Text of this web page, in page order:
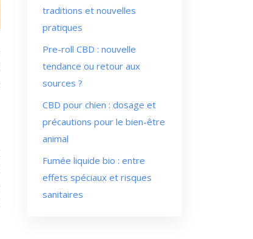
traditions et nouvelles
pratiques
Pre-roll CBD : nouvelle
tendance ou retour aux
sources ?
CBD pour chien : dosage et
précautions pour le bien-être
animal
Fumée liquide bio : entre
effets spéciaux et risques
sanitaires